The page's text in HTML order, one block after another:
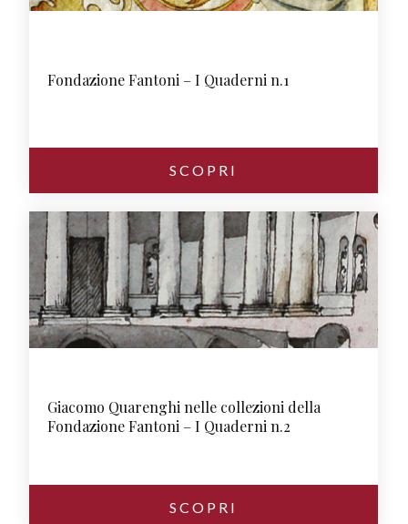
Fondazione Fantoni – I Quaderni n.1
SCOPRI
Giacomo Quarenghi nelle collezioni della
Fondazione Fantoni – I Quaderni n.2
SCOPRI